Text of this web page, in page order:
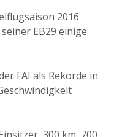
2016
EB29 einige
FAI als Rekorde in